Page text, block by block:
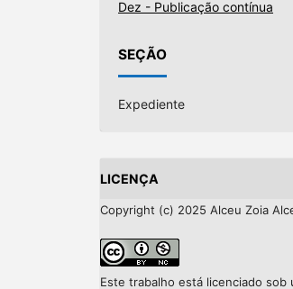
Dez - Publicação contínua
SEÇÃO
Expediente
LICENÇA
Copyright (c) 2025 Alceu Zoia
Este trabalho está licenciado sob